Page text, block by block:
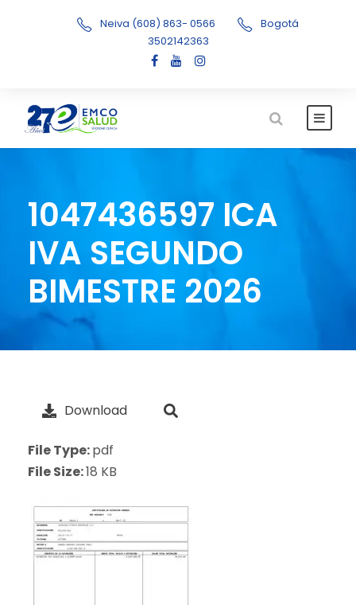
Neiva (608) 863- 0566
Bogotá
3502142363
1047436597 ICA
IVA SEGUNDO
BIMESTRE 2026
Download
File Type:pdf
File Size:18 KB